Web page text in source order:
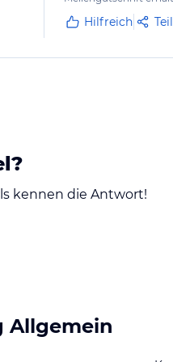
Hilfreich
kennen die Antwort!
Allgemein